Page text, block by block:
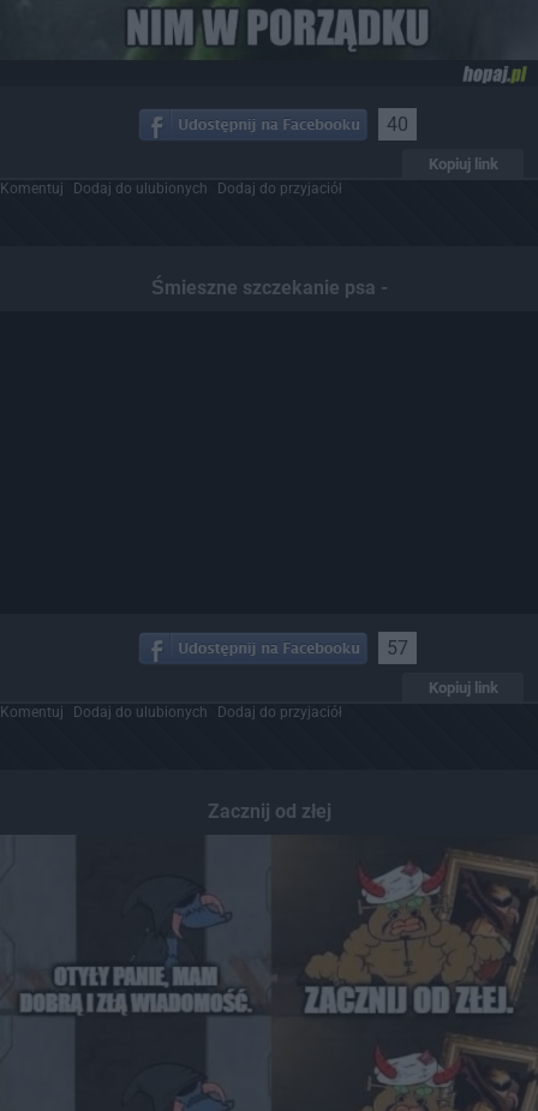
40
Kopiuj link
Komentuj Dodaj do ulubionych Dodaj do przyjaciół
Śmieszne szczekanie psa -
57
Kopiuj link
Komentuj Dodaj do ulubionych Dodaj do przyjaciół
Zacznij od złej